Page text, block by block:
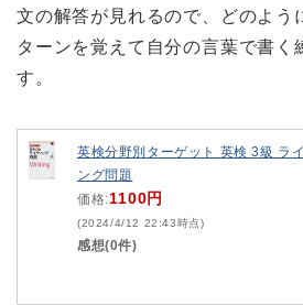
文の解答が見れるので、どのよう
ターンを覚えて自分の言葉で書く
す。
英検分野別ターゲット 英検 3級 ラ
ング問題
価格:1100円
(2024/4/12 22:43時点)
感想(0件)